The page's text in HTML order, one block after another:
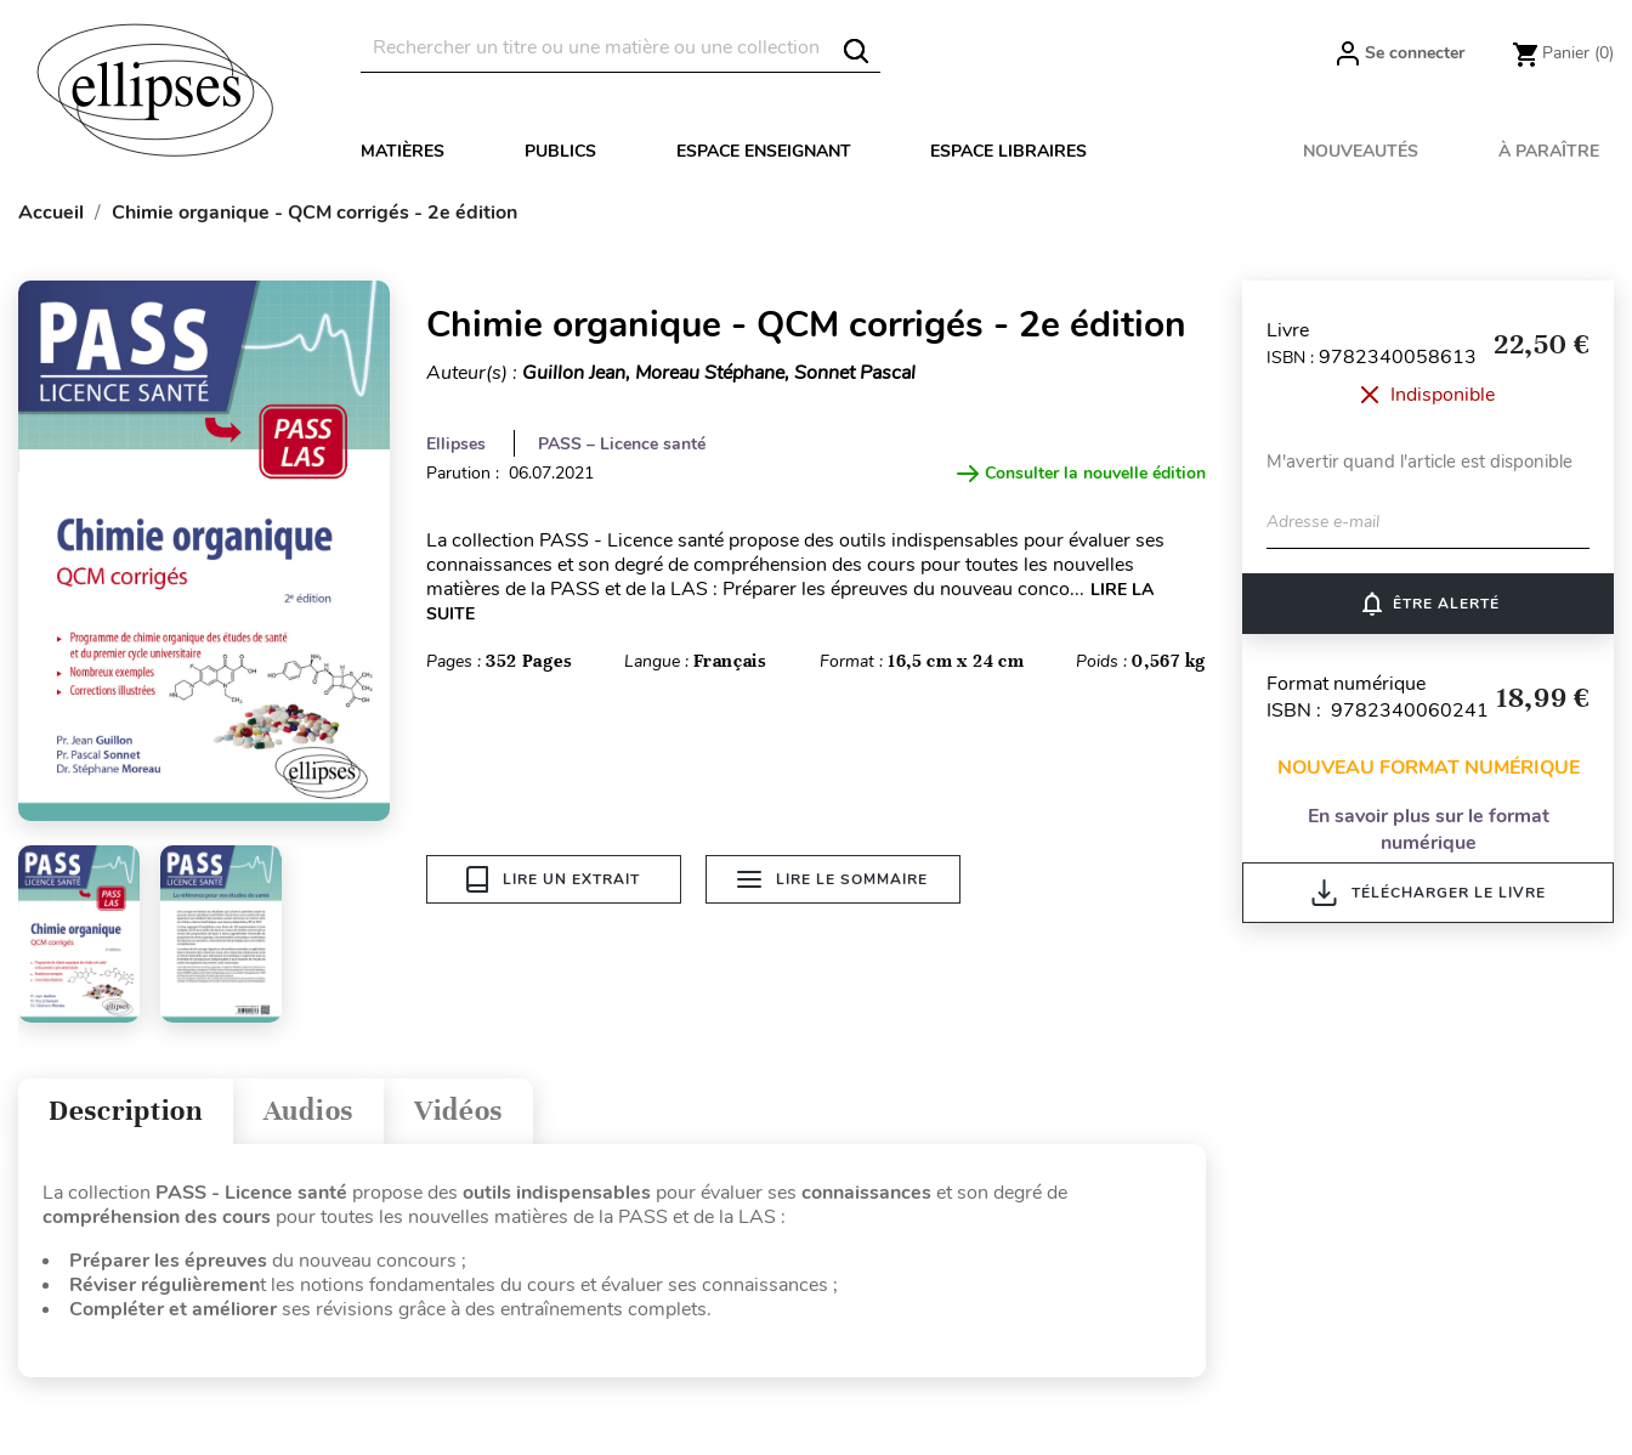
Se connecter Panier (0)
MATIÈRES PUBLICS ESPACE ENSEIGNANT ESPACE LIBRAIRES NOUVEAUTÉS À PARAÎTRE
Accueil Chimie organique - QCM corrigés - 2e édition
Chimie organique - QCM corrigés - 2e édition
Auteur(s) : Guillon Jean, Moreau Stéphane, Sonnet Pascal
Ellipses
PASS – Licence santé
Parution : 06.07.2021
Consulter la nouvelle édition
La collection PASS - Licence santé propose des outils indispensables pour évaluer ses
connaissances et son degré de compréhension des cours pour toutes les nouvelles
matières de la PASS et de la LAS : Préparer les épreuves du nouveau conco... LIRE LA
SUITE
Pages : 352 Pages Langue :Français Format : 16,5 cm x 24 cm Poids :0,567 kg
LIRE UN EXTRAIT LIRE LE SOMMAIRE
Vidéos
Audios
Description
La collection PASS - Licence santé propose des outils indispensables pour évaluer ses connaissances et son degré de
compréhension des cours pour toutes les nouvelles matières de la PASS et de la LAS :
Préparer les épreuves du nouveau concours ;
Réviser régulièrement les notions fondamentales du cours et évaluer ses connaissances ;
Compléter et améliorerses révisions grâce à des entraînements complets.
Livre
ISBN : 9782340058613 22,50 €
Indisponible
M'avertir quand l'article est disponible
Adresse e-mail
notifications_none ÊTRE ALERTÉ
Format numérique
ISBN : 9782340060241 18,99 €
NOUVEAU FORMAT NUMÉRIQUE
En savoir plus sur le format
numérique
TÉLÉCHARGER LE LIVRE